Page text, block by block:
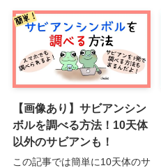
【画像あり】サビアンシン
ボルを調べる方法！10天体
以外のサビアンも！
この記事では簡単に10天体のサ